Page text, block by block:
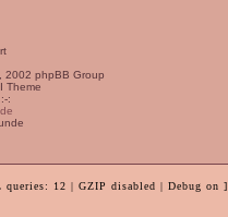
2002 phpBB Group
Theme
:-:
12 | GZIP disabled | Debug on ]